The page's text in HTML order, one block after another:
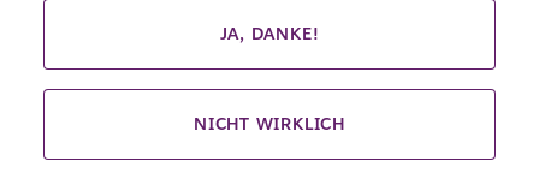
JA, DANKE!
NICHT WIRKLICH